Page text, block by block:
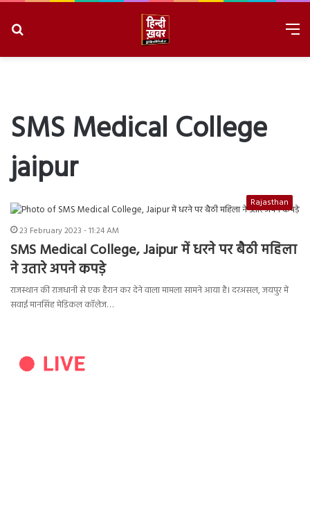
SMS Medical College
jaipur
Rajasthan
23 February 2023 - 11:24 AM
SMS Medical College, Jaipur में धरने पर बैठी महिला
ने उतारे अपने कपड़े
राजस्थान की राजधानी से एक हैरान कर देने वाला मामला सामने आया है। दरअसल, जयपुर में
सवाई मानसिंह मेडिकल कॉलेज…